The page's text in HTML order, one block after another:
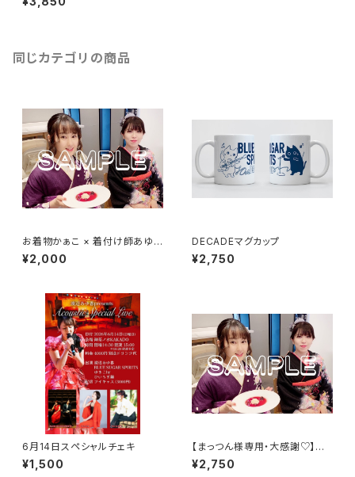
同じカテゴリの商品
お着物かぁこ × 着付け師あゆ
香先生 チェキ付きミニ色紙（第2
部）
¥2,000
DECADEマグカップ
¥2,750
6月14日スペシャルチェキ
¥1,500
【まっつん様専用・大感謝♡】着
付け師あゆ香先生×お着物かぁ
こ チェキ付きミニ色紙
¥2,750